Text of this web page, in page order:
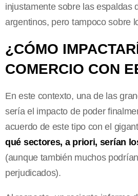
injustamente sobre las espaldas
argentinos, pero tampoco sobre
¿CÓMO
COMERCIO CON
En este contexto, una de las
sería el impacto de poder
acuerdo de este tipo con el
qué sectores, a priori, serían
(aunque también muchos
perjudicados).